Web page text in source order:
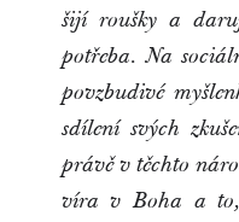
šijí roušky a
potřeba. Na
povzbudivé
sdílení svých
právě v těchto
víra v Boha a